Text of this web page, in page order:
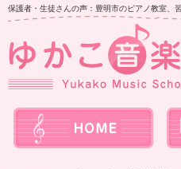
保護者・生徒さんの声：豊明市のピアノ教室、